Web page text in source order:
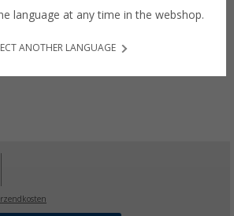
language at any time in the webshop.
ANOTHER LANGUAGE